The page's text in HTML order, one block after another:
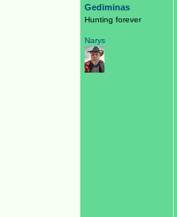
Gediminas
Hunting forever
Narys